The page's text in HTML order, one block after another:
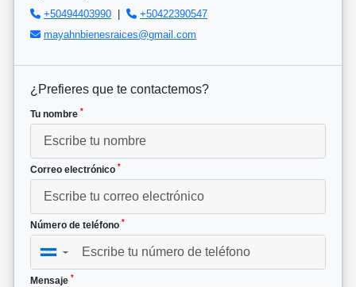
+50494403990 |
+50422390547
mayahnbienesraices@gmail.com
¿Prefieres que te contactemos?
Tu nombre *
Correo electrónico *
Número de teléfono *
▼
Mensaje *